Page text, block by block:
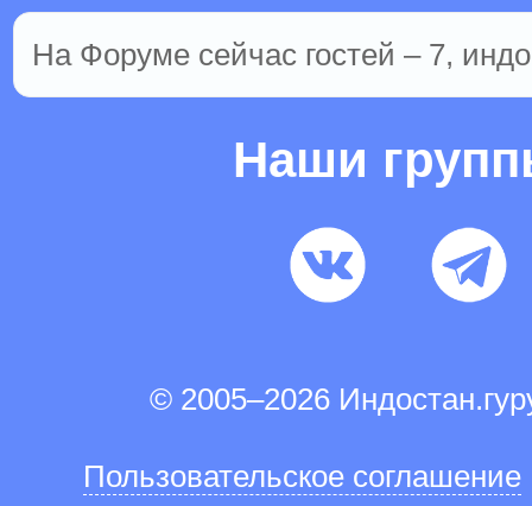
На Форуме сейчас гостей – 7,
Наши
© 2005–2026
Пользовательское соглашение